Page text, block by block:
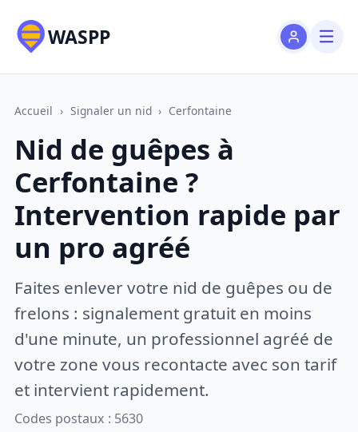
WASPP
Accueil › Signaler un nid › Cerfontaine
Nid de guêpes à
Cerfontaine ?
Intervention rapide par
un pro agréé
Faites enlever votre nid de guêpes ou de
frelons : signalement gratuit en moins
d'une minute, un professionnel agréé de
votre zone vous recontacte avec son tarif
et intervient rapidement.
Codes postaux : 5630